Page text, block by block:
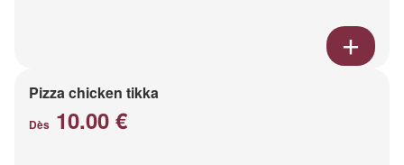
Pizza chicken tikka
Dès 10.00 €